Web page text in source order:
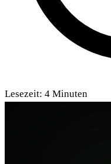
Lesezeit: 4 Minuten